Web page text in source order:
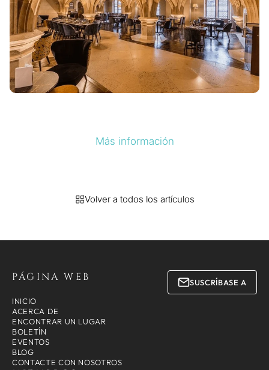
Más información
Volver a todos los artículos
PÁGINA WEB
INICIO
ACERCA DE
ENCONTRAR UN LUGAR
BOLETÍN
EVENTOS
BLOG
CONTACTE CON NOSOTROS
SUSCRÍBASE A